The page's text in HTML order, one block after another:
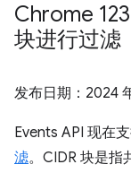
Chrome
块进行过滤
发布日期： 2024
Events API 现在
滤。CIDR 块是指